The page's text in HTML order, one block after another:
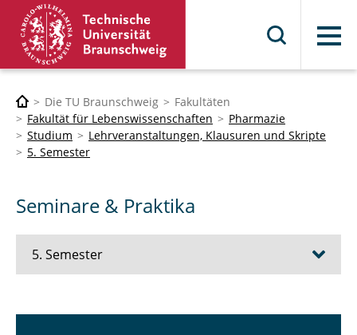
Menü
Die TU Braunschweig
Fakultäten
Fakultät für Lebenswissenschaften
Pharmazie
Studium
Lehrveranstaltungen, Klausuren und Skripte
5. Semester
Seminare & Praktika
5. Semester